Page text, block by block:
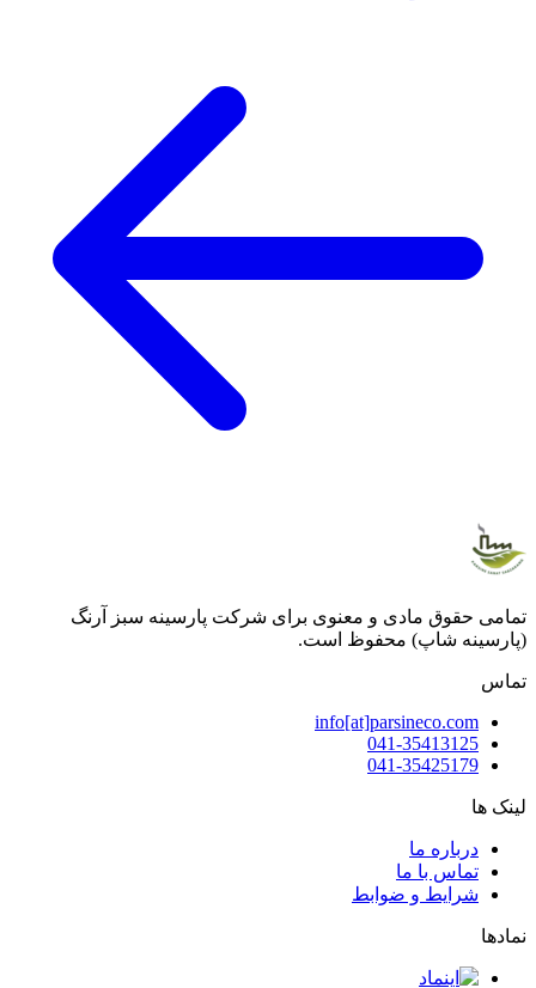
تمامی حقوق مادی و معنوی برای شرکت پارسینه سبز آرنگ
(پارسینه شاپ) محفوظ است.
تماس
info[at]parsineco.com
041-35413125
041-35425179
لینک ها
درباره ما
تماس با ما
شرایط و ضوابط
نمادها